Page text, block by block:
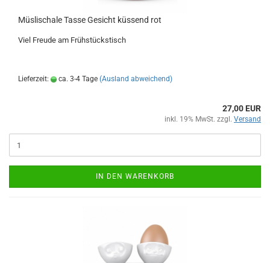
Müslischale Tasse Gesicht küssend rot
Viel Freude am Frühstückstisch
Lieferzeit: ca. 3-4 Tage (Ausland abweichend)
27,00 EUR
inkl. 19% MwSt. zzgl. Versand
IN DEN WARENKORB